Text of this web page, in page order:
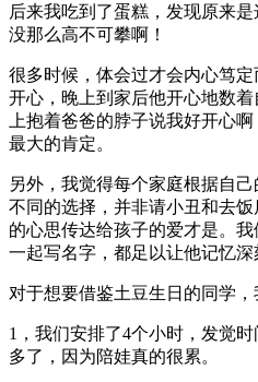
后来我吃到了蛋糕，发现原来
没那么高不可攀啊！
很多时候，体会过才会内心笃
开心，晚上到家后他开心地数
上抱着爸爸的脖子说我好开心
最大的肯定。
另外，我觉得每个家庭根据自
不同的选择，并非请小丑和去
的心思传达给孩子的爱才是。
一起写名字，都足以让他记忆深
对于想要借鉴土豆生日的同学，
1，我们安排了4个小时，发觉
多了，因为陪娃真的很累。